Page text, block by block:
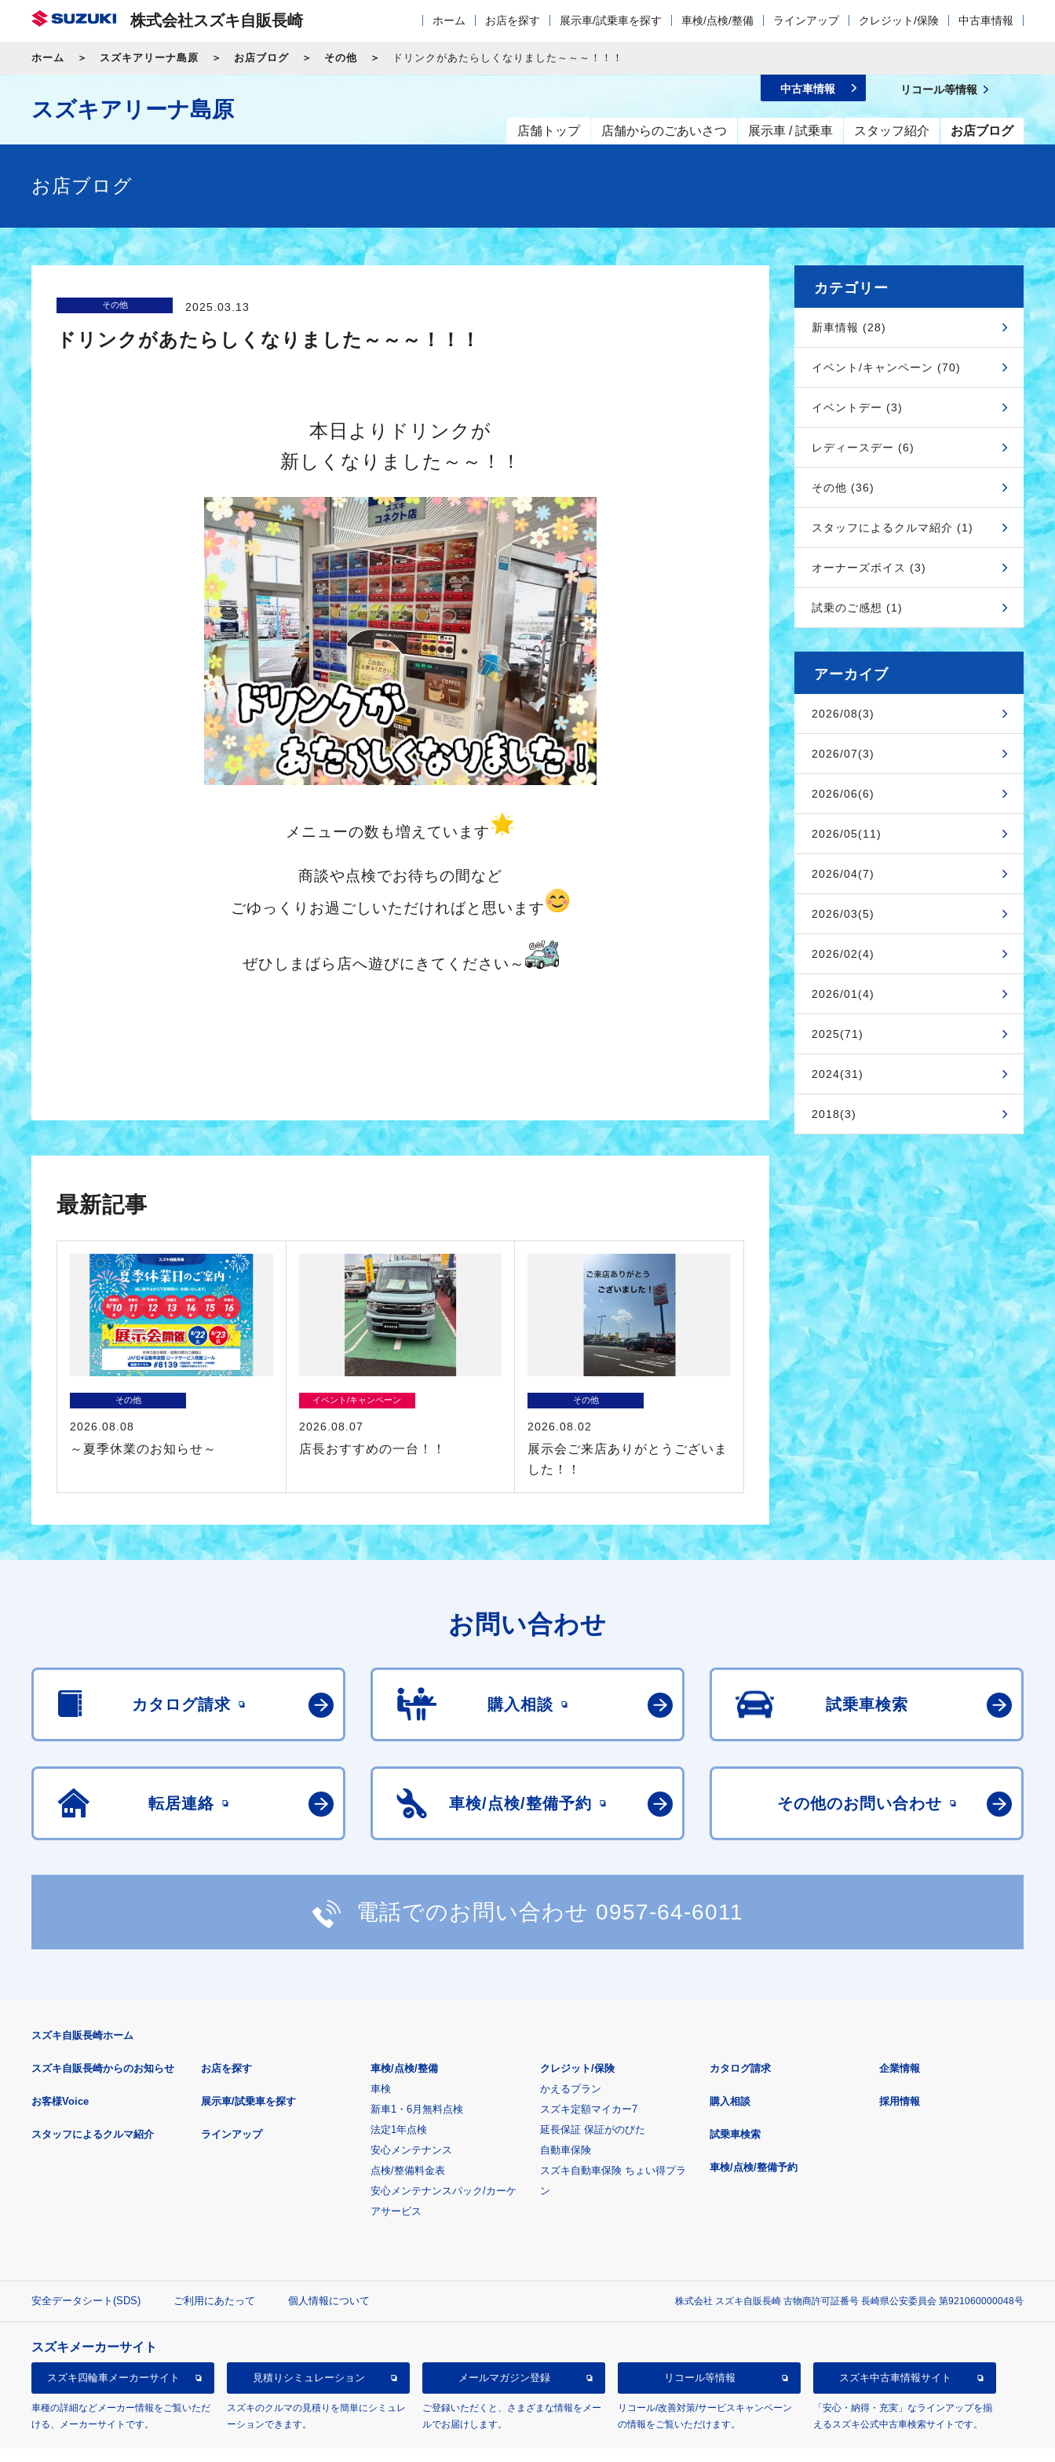
株式会社スズキ自販長崎 ホーム お店を探す 展示車/試乗車を探す 車検/点検/整備 ラインアップ クレジット/保険 中古車情報
ホーム スズキアリーナ島原 お店ブログ その他 ドリンクがあたらしくなりました～～～！！！
スズキアリーナ島原
店舗トップ 店舗からのごあいさつ 展示車 / 試乗車 スタッフ紹介 お店ブログ
中古車情報 リコール等情報
お店ブログ
その他 2025.03.13
ドリンクがあたらしくなりました～～～！！！
本日よりドリンクが
新しくなりました～～！！
メニューの数も増えています
商談や点検でお待ちの間など
ごゆっくりお過ごしいただければと思います
ぜひしまばら店へ遊びにきてください～
最新記事
その他
2026.08.08
～夏季休業のお知らせ～
イベント/キャンペーン
2026.08.07
店長おすすめの一台！！
その他
2026.08.02
展示会ご来店ありがとうございま
した！！
カテゴリー
新車情報 (28)
イベント/キャンペーン (70)
イベントデー (3)
レディースデー (6)
その他 (36)
スタッフによるクルマ紹介 (1)
オーナーズボイス (3)
試乗のご感想 (1)
アーカイブ
2026/08(3)
2026/07(3)
2026/06(6)
2026/05(11)
2026/04(7)
2026/03(5)
2026/02(4)
2026/01(4)
2025(71)
2024(31)
2018(3)
お問い合わせ
カタログ請求 購入相談 試乗車検索
転居連絡 車検/点検/整備予約 その他のお問い合わせ
電話でのお問い合わせ 0957-64-6011
スズキ自販長崎ホーム
スズキ自販長崎からのお知らせ
お客様Voice
スタッフによるクルマ紹介
お店を探す
展示車/試乗車を探す
ラインアップ
車検/点検/整備
車検
新車1・6月無料点検
法定1年点検
安心メンテナンス
点検/整備料金表
安心メンテナンスパック/カーケ
アサービス
クレジット/保険
かえるプラン
スズキ定額マイカー7
延長保証 保証がのびた
自動車保険
スズキ自動車保険 ちょい得プラ
ン
カタログ請求
購入相談
試乗車検索
車検/点検/整備予約
企業情報
採用情報
安全データシート(SDS) ご利用にあたって 個人情報について 株式会社 スズキ自販長崎 古物商許可証番号 長崎県公安委員会 第921060000048号
スズキメーカーサイト
スズキ四輪車メーカーサイト
車種の詳細などメーカー情報をご覧いただ
ける、メーカーサイトです。
見積り シミュレーション
スズキのクルマの見積りを簡単にシミュレ
ーションできます。
メールマガジン登録
ご登録いただくと、さまざまな情報をメー
ルでお届けします。
リコール等情報
リコール/改善対策/サービスキャンペーン
の情報をご覧いただけます。
スズキ中古車情報サイト
「安心・納得・充実」なラインアップを揃
えるスズキ公式中古車検索サイトです。